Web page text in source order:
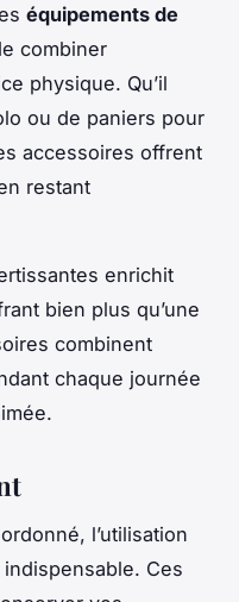
équipements de
combiner
physique. Qu’il
ou de paniers pour
accessoires offrent
restant
enrichit
bien plus qu’une
combinent
chaque journée
l’utilisation
Ces